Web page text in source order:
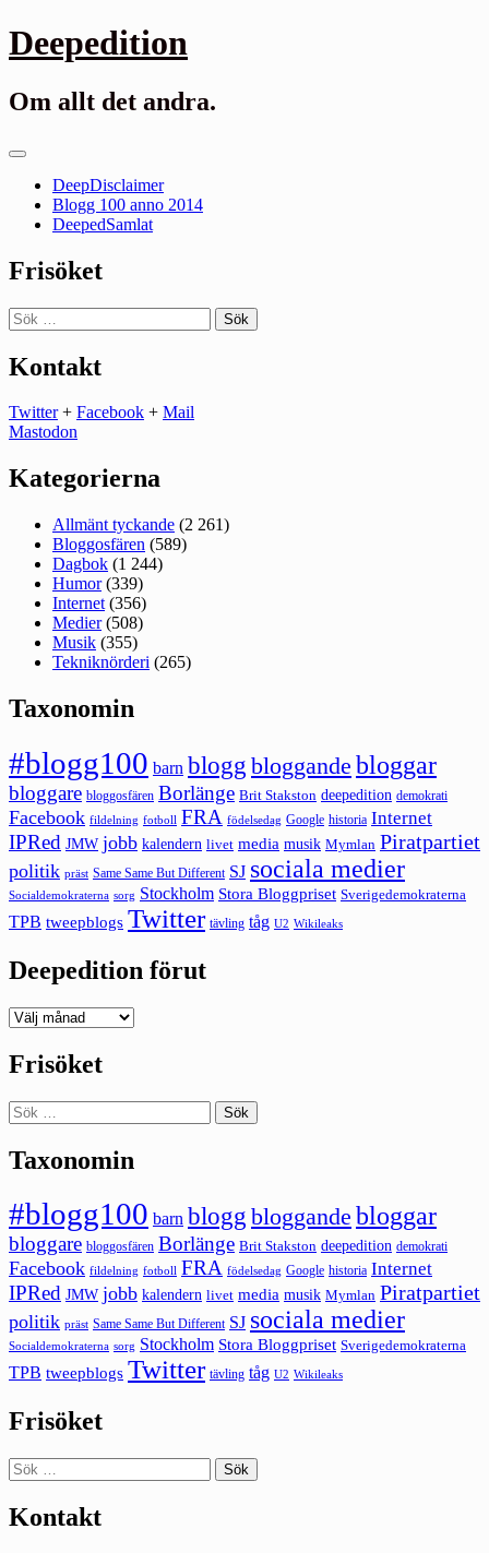
Gå
till
Deepedition
Om allt det andra.
Primär
DeepDisclaimer
Blogg 100 anno 2014
DeepedSamlat
Frisöket
Sök
efter:
Kontakt
Twitter+ Facebook + Mail
Mastodon
Kategorierna
Allmänt tyckande (2 261)
Bloggosfären (589)
Dagbok (1 244)
Humor(339)
Internet (356)
Medier(508)
Musik (355)
Tekniknörderi (265)
Taxonomin
#blogg100 barn blogg bloggande bloggar
bloggare bloggosfären Borlänge Brit Stakston deepedition demokrati
Facebook fildelning fotboll FRA födelsedag Google historia Internet
IPRed JMW jobb kalendern livet media musik Mymlan Piratpartiet
politik präst Same Same But Different SJ sociala medier
Socialdemokraterna sorg Stockholm Stora Bloggpriset Sverigedemokraterna
TPB tweepblogs Twitter tävling tåg U2 Wikileaks
Deepedition förut
Deepedition
Frisöket
Sök
efter:
Taxonomin
#blogg100 barn blogg bloggande bloggar
bloggare bloggosfären Borlänge Brit Stakston deepedition demokrati
Facebook fildelning fotboll FRA födelsedag Google historia Internet
IPRed JMW jobb kalendern livet media musik Mymlan Piratpartiet
politik präst Same Same But Different SJ sociala medier
Socialdemokraterna sorg Stockholm Stora Bloggpriset Sverigedemokraterna
TPB tweepblogs Twitter tävling tåg U2 Wikileaks
Frisöket
Sök
efter:
Kontakt